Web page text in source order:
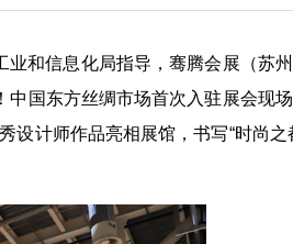
和信息化局指导，骞腾会展（苏州
国东方丝绸市场首次入驻展会现场
设计师作品亮相展馆，书写“时尚之